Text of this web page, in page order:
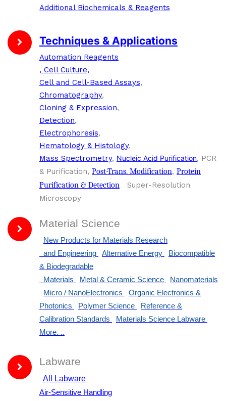
Additional Biochemicals & Reagents
Techniques & Applications
Automation Reagents
, Cell Culture,
Cell and Cell-Based Assays,
Chromatography,
Cloning & Expression,
Detection,
Electrophoresis,
Hematology & Histology,
Mass Spectrometry, Nucleic Acid Purification, PCR
& Purification, Post-Trans. Modification, Protein
Purification & Detection Super-Resolution
Microscopy
Material Science
New Products for Materials Research
and Engineering
Alternative Energy
Biocompatible
& Biodegradable
Materials
Metal & Ceramic Science
Nanomaterials
Micro / NanoElectronics
Organic Electronics &
Photonics
Polymer Science
Reference &
Calibration Standards
Materials Science Labware
More. ..
Labware
All Labware
Air-Sensitive Handling